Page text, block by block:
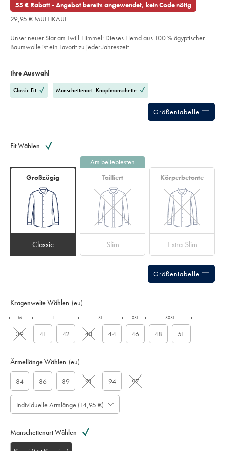
mittelblau/FOR2417MBU.html?
sourceCode=dmdefault
€
out
of
55 € Rabatt - Angebot bereits angewendet, kein Code nötig
29,95 € MULTIKAUF
Unser neuer Star am Twill-Himmel: Dieses Hemd aus 100 % ägyptischer
Baumwolle ist ein Favorit zu jeder Jahreszeit.
Actions
cart
Ihre Auswahl
Classic Fit Manschettenart: Knopfmanschette
Größentabelle
Fit Wählen
Großzügig
Classic
Am beliebtesten
Tailliert
Slim
Körperbetonte
Extra Slim
Größentabelle
Kragenweite Wählen (eu)
39 41 42 43 44 46 48 51
M L XL XXL XXXL
Ärmellänge Wählen (eu)
84 86 89 91 94 97
Individuelle Armlänge (14,95 €)
Manschettenart Wählen